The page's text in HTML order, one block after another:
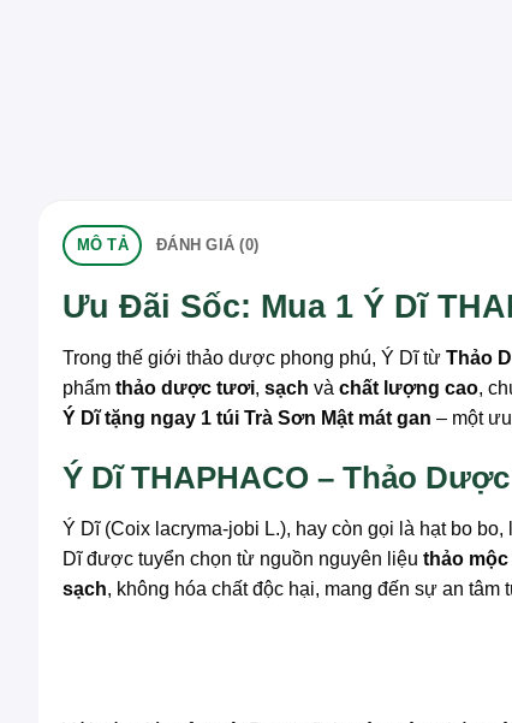
MÔ TẢ ĐÁNH GIÁ (0)
Ưu Đãi Sốc: Mua 1 Ý Dĩ
Trong thế giới thảo dược phong phú, Ý Dĩ từ Thảo
phẩm thảo dược tươi, sạch và chất lượng cao,
Ý Dĩ tặng ngay 1 túi Trà Sơn Mật mát gan – một
Ý Dĩ THAPHACO – Thảo
Ý Dĩ (Coix lacryma-jobi L.), hay còn gọi là hạt bo
Dĩ được tuyển chọn từ nguồn nguyên liệu thảo
sạch, không hóa chất độc hại, mang đến sự an